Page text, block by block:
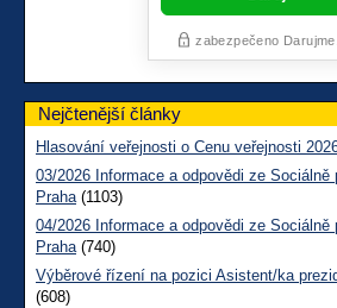
Nejčtenější články
Hlasování veřejnosti o Cenu veřejnosti
03/2026 Informace a odpovědi ze Sociálně
Praha(1103)
04/2026 Informace a odpovědi ze Sociálně
Praha(740)
Výběrové řízení na pozici Asistent/ka
(608)